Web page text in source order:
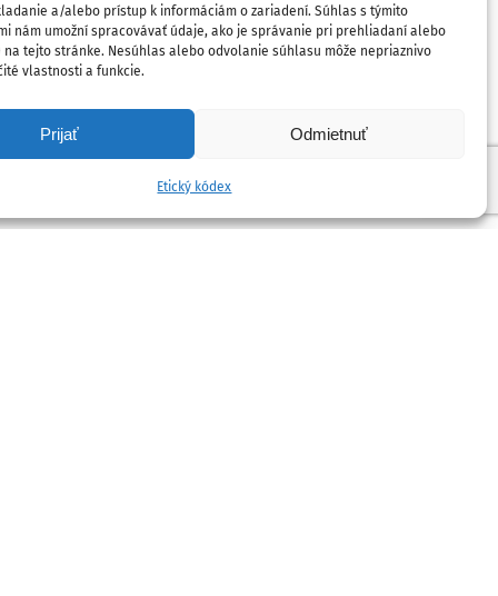
a/alebo prístup k informáciám o zariadení. Súhlas s týmito
nám umožní spracovávať údaje, ako je správanie pri prehliadaní alebo
na tejto stránke. Nesúhlas alebo odvolanie súhlasu môže nepriaznivo
vlastnosti a funkcie.
Prijať Odmietnuť
Etický kódex